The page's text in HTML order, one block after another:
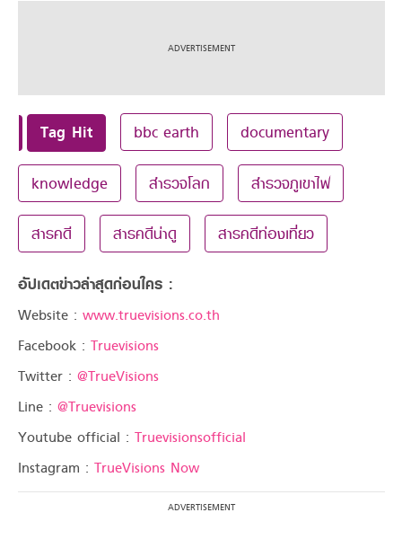
Tag Hit bbc earth documentary
knowledge สำรวจโลก สำรวจภูเขาไฟ
สารคดี สารคดีน่าดู สารคดีท่องเที่ยว
อัปเดตข่าวล่าสุดก่อนใคร :
Website : www.truevisions.co.th
Facebook : Truevisions
Twitter : @TrueVisions
Line : @Truevisions
Youtube official : Truevisionsofficial
Instagram : TrueVisions Now